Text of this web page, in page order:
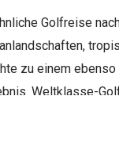
Golfreise
zu einem
Weltklasse-